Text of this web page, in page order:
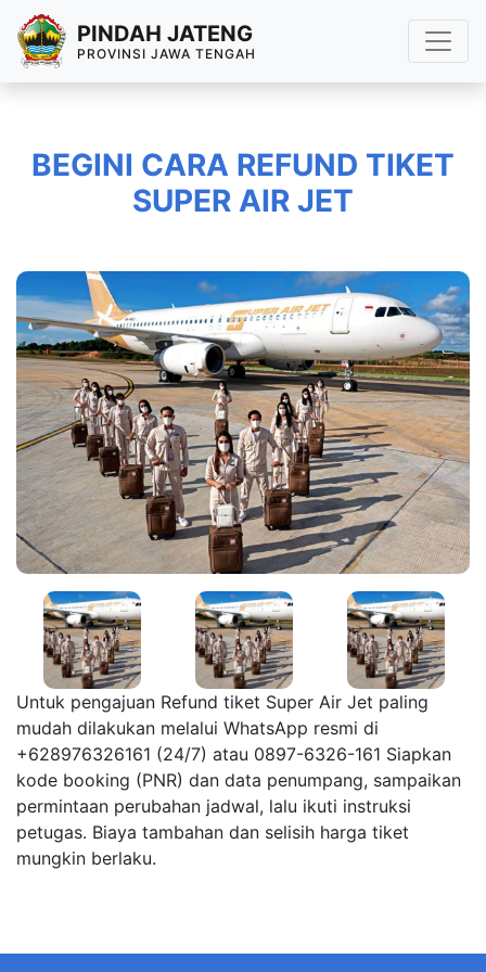
PINDAH JATENG
PROVINSI JAWA TENGAH
BEGINI CARA REFUND TIKET
SUPER AIR JET
Untuk pengajuan Refund tiket Super Air Jet paling
mudah dilakukan melalui WhatsApp resmi di
+628976326161 (24/7) atau 0897-6326-161 Siapkan
kode booking (PNR) dan data penumpang, sampaikan
permintaan perubahan jadwal, lalu ikuti instruksi
petugas. Biaya tambahan dan selisih harga tiket
mungkin berlaku.